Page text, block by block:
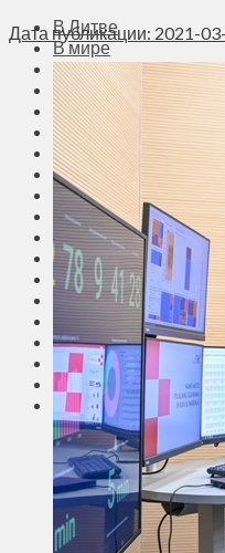
В Литве
В мире
Политика
Экономика
Бизнес
Общество
Мнения
Вильнюс
Клайпеда
Висагинас
Регионы
Соседи
Транспорт
Выбор читателей
Калейдоскоп
Армия
Сейм Литвы
Культура
Больше
Фоторепортаж
Туризм
ЛК
Сеньорам
Образование
Дата публикации: 2021-